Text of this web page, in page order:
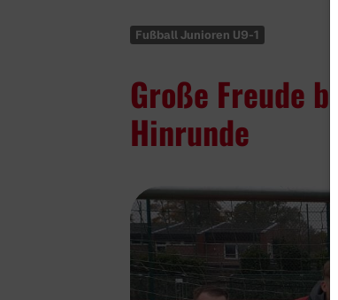
Fußball Junioren U9-1
Große Freude
Hinrunde